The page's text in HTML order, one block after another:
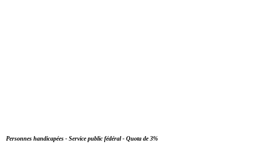
Personnes handicapées - Service public fédéral - Quota de 3%